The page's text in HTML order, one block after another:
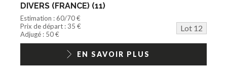
DIVERS (FRANCE) (11)
Estimation : 60/70 €
Prix de départ : 35 €
Lot 12
Adjugé : 50 €
EN SAVOIR PLUS